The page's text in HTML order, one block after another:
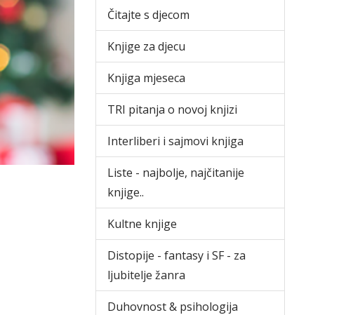
Čitajte s djecom
Knjige za djecu
Knjiga mjeseca
TRI pitanja o novoj knjizi
Interliberi i sajmovi knjiga
Liste - najbolje, najčitanije
knjige..
Kultne knjige
Distopije - fantasy i SF - za
ljubitelje žanra
Duhovnost & psihologija